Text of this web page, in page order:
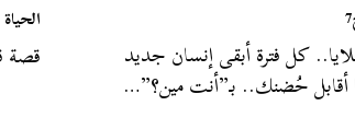
كل فترة أبقى إنسان جديد
أقابل حُضنك.. بـ”أنت مين؟”…
قصة